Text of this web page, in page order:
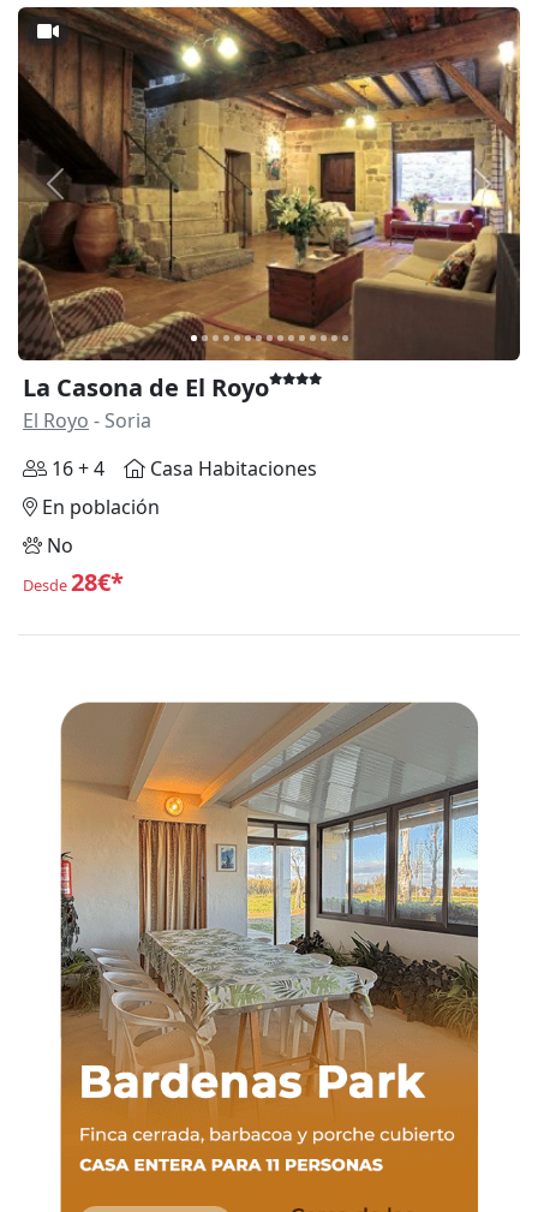
Anterior
La Casona de El Royo
El Royo - Soria
16 + 4
Casa Habitaciones
En población
No
Desde28€*